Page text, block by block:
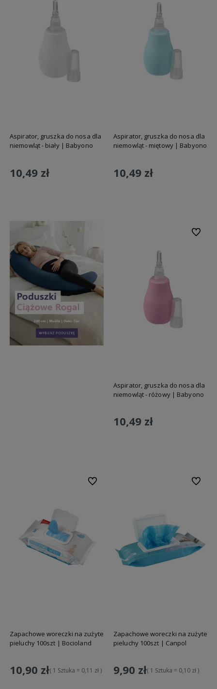
Aspirator, gruszka do nosa dla
niemowląt - biały | Babyono
10,49 zł
Aspirator, gruszka do nosa dla
niemowląt - miętowy | Babyono
10,49 zł
Aspirator, gruszka do nosa dla
niemowląt - różowy | Babyono
10,49 zł
Do
Zapachowe woreczki na zużyte
pieluchy 100szt | Bocioland
10,90 zł( 1 Sztuka = 0,11 zł )
Do ulubionych
Zapachowe woreczki na zużyte
pieluchy 100szt | Canpol
9,90 zł( 1 Sztuka = 0,10 zł )
Do